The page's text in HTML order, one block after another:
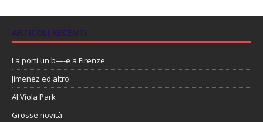
ARTICOLI RECENTI
La porti un b—-e a Firenze
Jimenez ed altro
Al Viola Park
Grosse novità